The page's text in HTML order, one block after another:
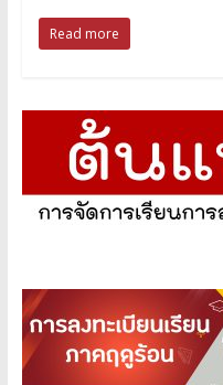
Read more